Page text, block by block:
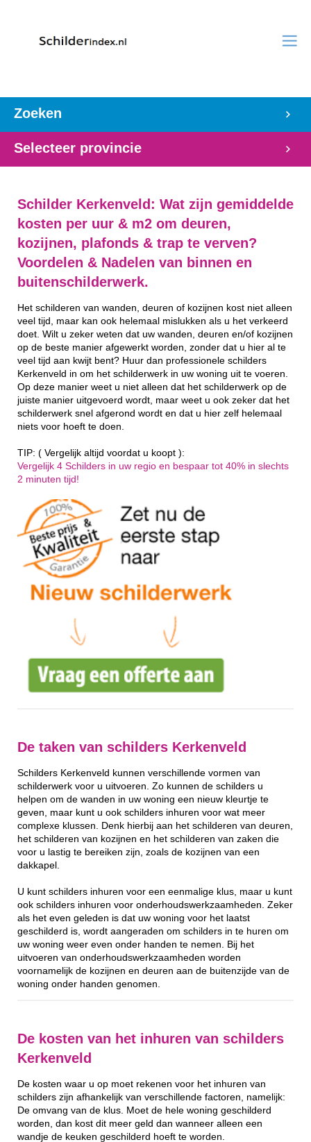
Zoeken
Selecteer provincie
Schilder Kerkenveld: Wat zijn gemiddelde
kosten per uur & m2 om deuren,
kozijnen, plafonds & trap te verven?
Voordelen & Nadelen van binnen en
buitenschilderwerk.
Het schilderen van wanden, deuren of kozijnen kost niet alleen
veel tijd, maar kan ook helemaal mislukken als u het verkeerd
doet. Wilt u zeker weten dat uw wanden, deuren en/of kozijnen
op de beste manier afgewerkt worden, zonder dat u hier al te
veel tijd aan kwijt bent? Huur dan professionele schilders
Kerkenveld in om het schilderwerk in uw woning uit te voeren.
Op deze manier weet u niet alleen dat het schilderwerk op de
juiste manier uitgevoerd wordt, maar weet u ook zeker dat het
schilderwerk snel afgerond wordt en dat u hier zelf helemaal
niets voor hoeft te doen.
TIP: ( Vergelijk altijd voordat u koopt ):
Vergelijk 4 Schilders in uw regio en bespaar tot 40% in slechts
2 minuten tijd!
De taken van schilders Kerkenveld
Schilders Kerkenveld kunnen verschillende vormen van
schilderwerk voor u uitvoeren. Zo kunnen de schilders u
helpen om de wanden in uw woning een nieuw kleurtje te
geven, maar kunt u ook schilders inhuren voor wat meer
complexe klussen. Denk hierbij aan het schilderen van deuren,
het schilderen van kozijnen en het schilderen van zaken die
voor u lastig te bereiken zijn, zoals de kozijnen van een
dakkapel.
U kunt schilders inhuren voor een eenmalige klus, maar u kunt
ook schilders inhuren voor onderhoudswerkzaamheden. Zeker
als het even geleden is dat uw woning voor het laatst
geschilderd is, wordt aangeraden om schilders in te huren om
uw woning weer even onder handen te nemen. Bij het
uitvoeren van onderhoudswerkzaamheden worden
voornamelijk de kozijnen en deuren aan de buitenzijde van de
woning onder handen genomen.
De kosten van het inhuren van schilders
Kerkenveld
De kosten waar u op moet rekenen voor het inhuren van
schilders zijn afhankelijk van verschillende factoren, namelijk:
De omvang van de klus. Moet de hele woning geschilderd
worden, dan kost dit meer geld dan wanneer alleen een
wandje de keuken geschilderd hoeft te worden.